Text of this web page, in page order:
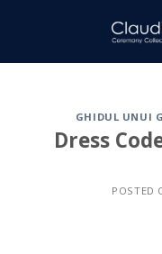
GHIDUL UNUI
Dress
POSTED